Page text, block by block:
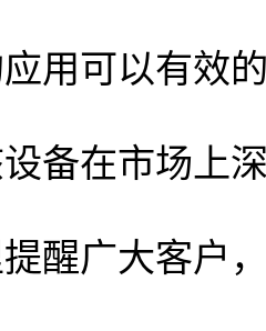
用可以有效
备在市场上
醒广大客户